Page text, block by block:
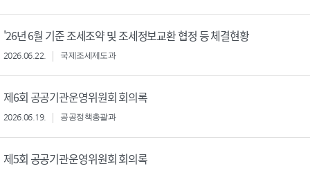
'26년 6월 기준 조세조약 및 조세정보교환 협정 등 체결현황
2026.06.22. 국제조세제도과
제6회 공공기관운영위원회 회의록
2026.06.19. 공공정책총괄과
제5회 공공기관운영위원회 회의록